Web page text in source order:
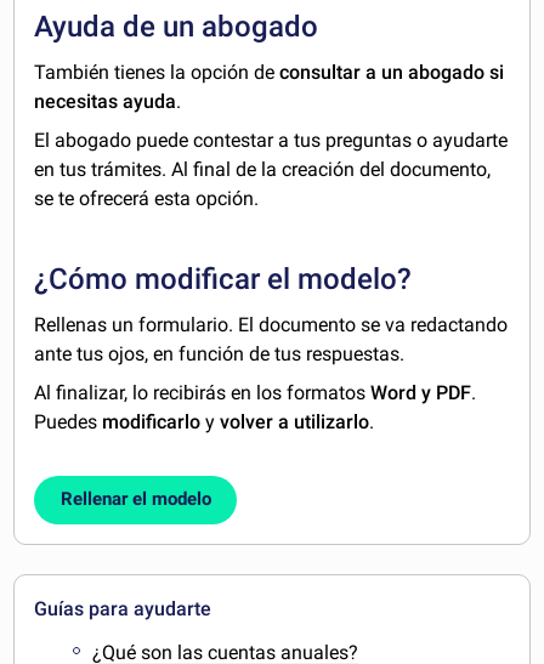
Ayuda de un abogado
También tienes la opción deconsultar a un abogado si
necesitas ayuda.
El abogado puede contestar a tus preguntas o ayudarte
en tus trámites. Al final de la creación del documento,
se te ofrecerá esta opción.
¿Cómo modificar el modelo?
Rellenas un formulario. El documento se va redactando
ante tus ojos, en función de tus respuestas.
Al finalizar, lo recibirás en los formatosWord y PDF.
Puedes modificarlo yvolver a utilizarlo.
Rellenar el modelo
Guías para ayudarte
¿Qué son las cuentas anuales?